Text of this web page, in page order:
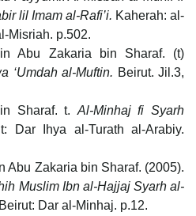
lil Imam al-Rafi’i. Kaherah: al-
Misriah. p.502.
Abu Zakaria bin Sharaf. (t)
‘Umdah al-Muftin. Beirut. Jil.3,
Sharaf. t. Al-Minhaj fi Syarh
Dar Ihya al-Turath al-Arabiy.
Abu Zakaria bin Sharaf. (2005).
Muslim Ibn al-Hajjaj Syarh al-
Beirut: Dar al-Minhaj. p.12.